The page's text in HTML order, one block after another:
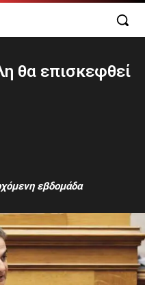
θα επισκεφθεί
εβδομάδα